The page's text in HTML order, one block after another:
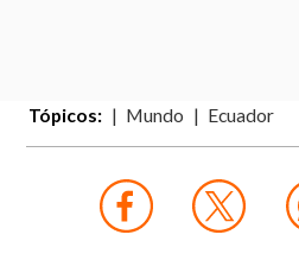
Tópicos: Mundo Ecuador